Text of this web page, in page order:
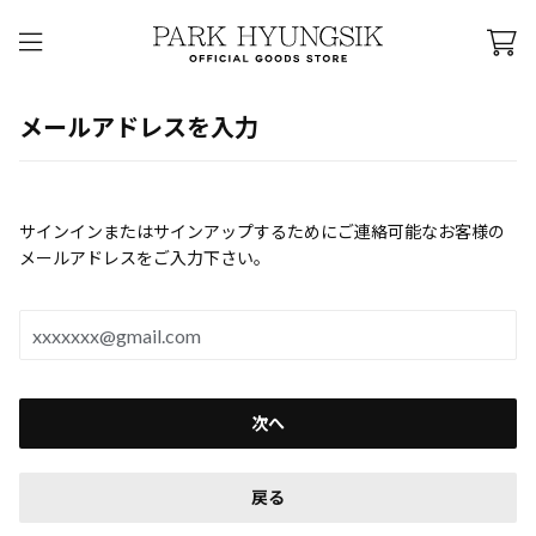
メールアドレスを入力
サインインまたはサインアップするためにご連絡可能なお客様の
メールアドレスをご入力下さい。
次へ
戻る